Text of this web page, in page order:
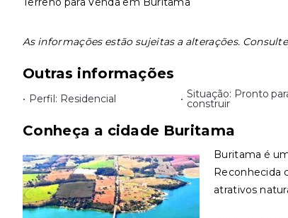
As informações estão sujeitas a alterações.
Outras informações
• Perfil: Residencial • Situação: Pronto
construir
Conheça a cidade Buritama
Buritama é
Reconhecida
atrativos